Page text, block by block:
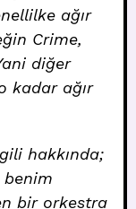
ağır
Crime,
diğer
kadar ağır
hakkında;
benim
bir orkestra